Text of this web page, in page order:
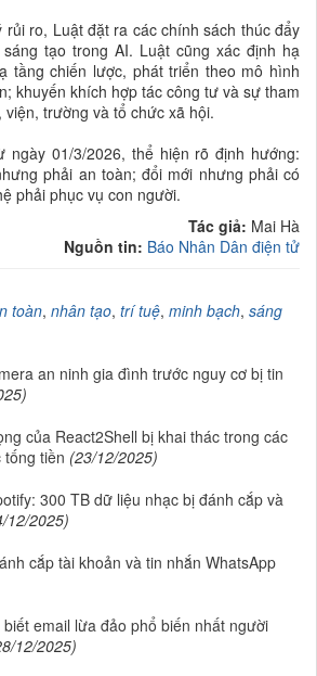
rủi ro, Luật đặt ra các chính sách thúc đẩy
tạo trong AI. Luật cũng xác định hạ
tầng chiến lược, phát triển theo mô hình
khuyến khích hợp tác công tư và sự tham
trường và tổ chức xã hội.
ngày 01/3/2026, thể hiện rõ định hướng:
phải an toàn; đổi mới nhưng phải có
phải phục vụ con người.
Tác giả: Mai Hà
Nguồn tin: Báo Nhân Dân điện tử
toàn, nhân tạo, trí tuệ, minh bạch, sáng
an ninh gia đình trước nguy cơ bị tin
của React2Shell bị khai thác trong các
tiền (23/12/2025)
300 TB dữ liệu nhạc bị đánh cắp và
12/2025)
cắp tài khoản và tin nhắn WhatsApp
email lừa đảo phổ biến nhất người
12/2025)